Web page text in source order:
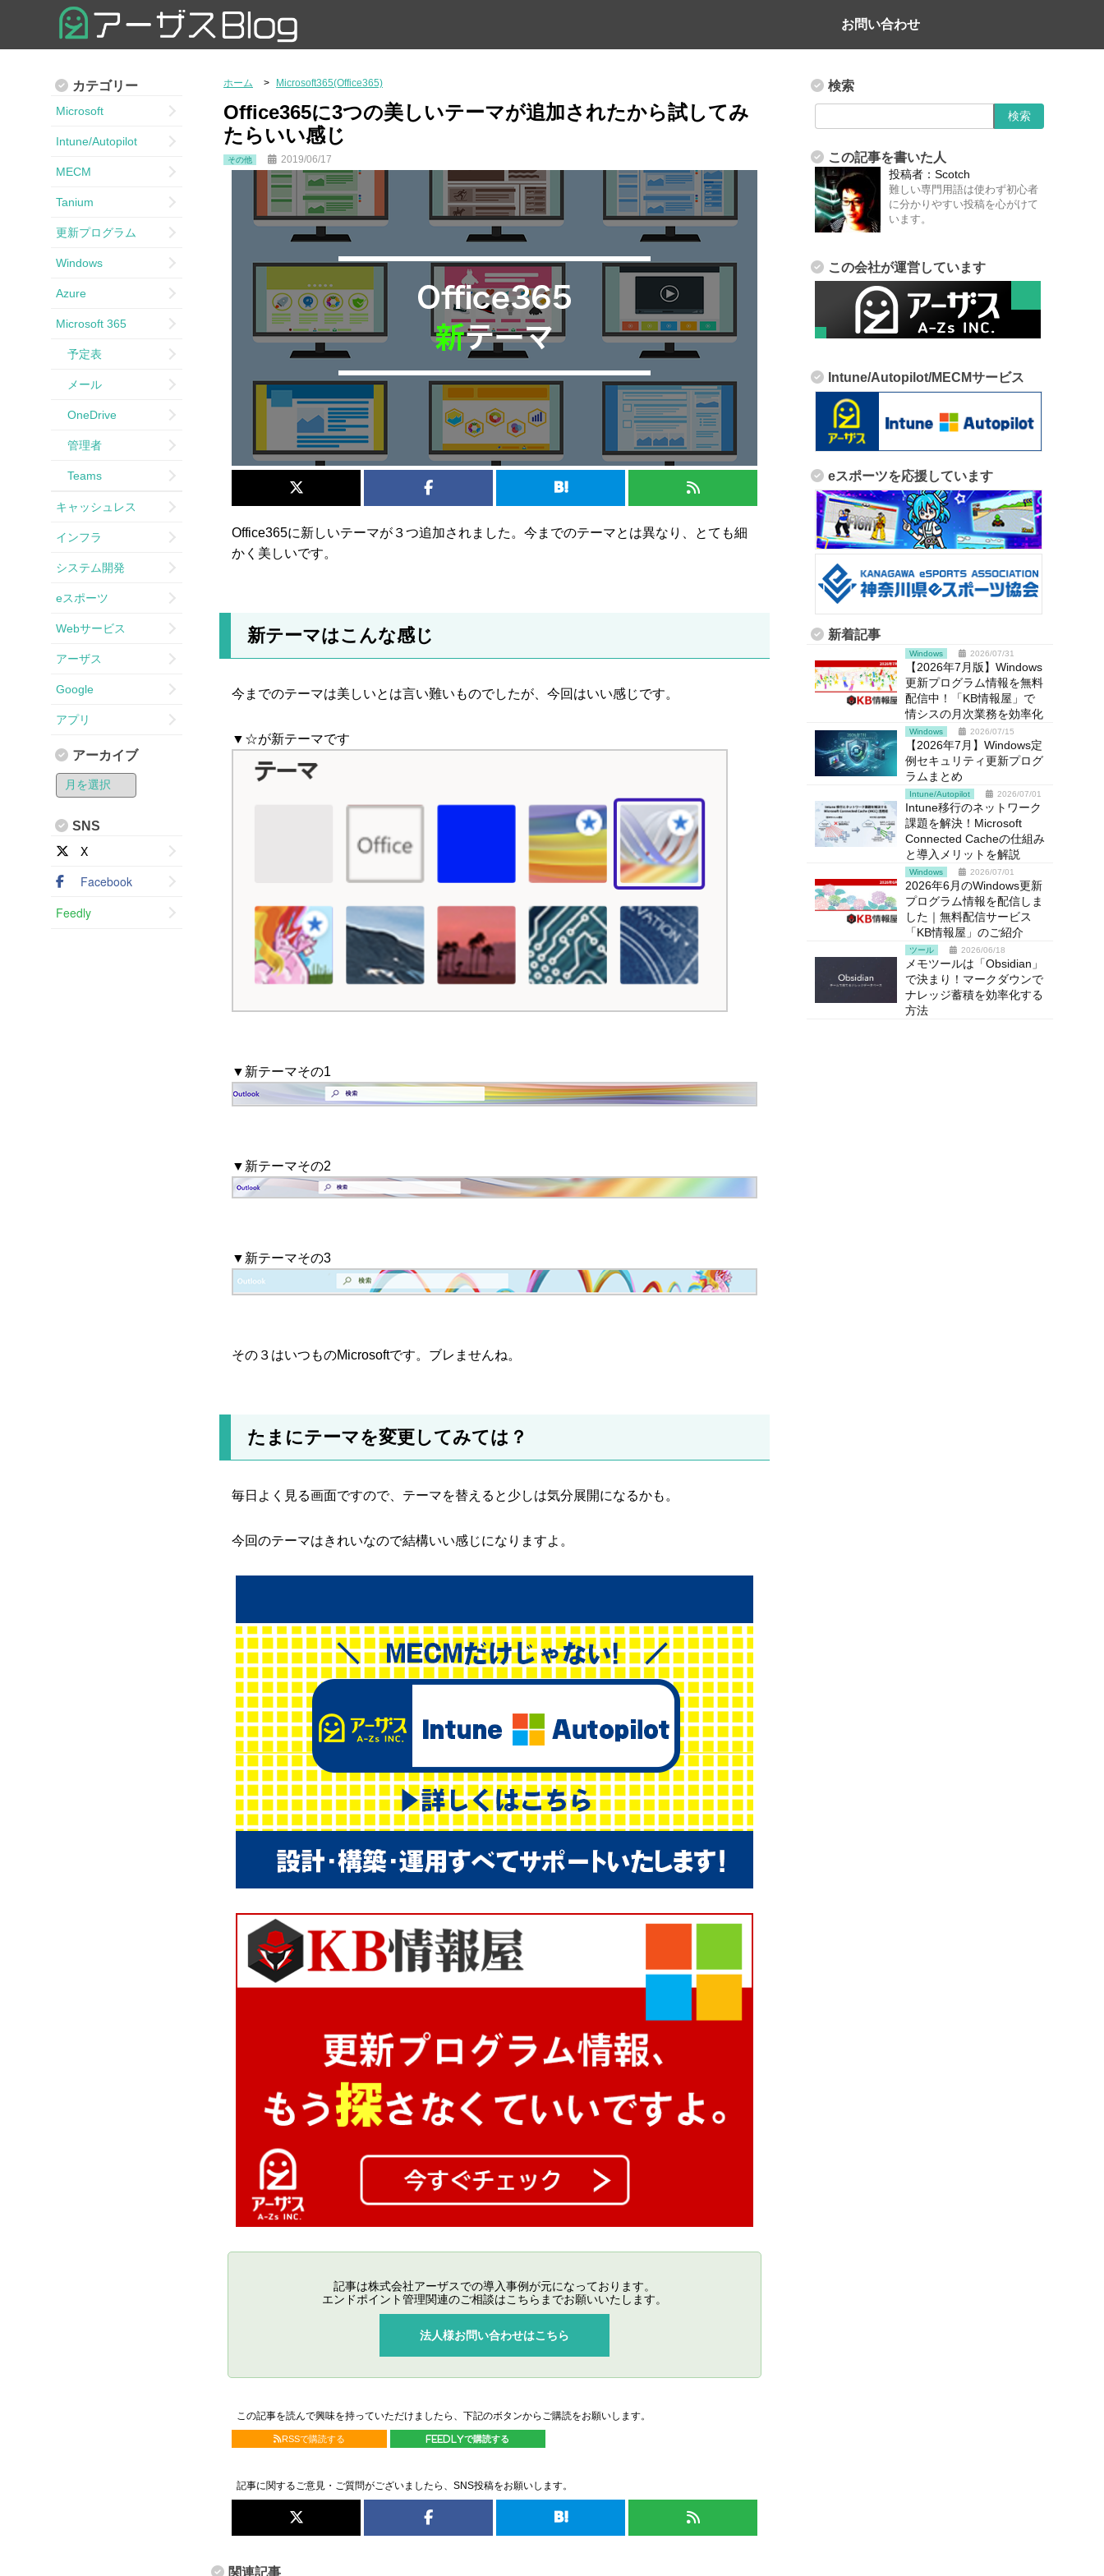
お問い合わせ
ホーム Microsoft365(Office365)
Office365に3つの美しいテーマが追加されたから試してみ
たらいい感じ
その他 2019/06/17
Office365に新しいテーマが３つ追加されました。今までのテーマとは異なり、とても細
かく美しいです。
新テーマはこんな感じ
今までのテーマは美しいとは言い難いものでしたが、今回はいい感じです。
▼☆が新テーマです
▼新テーマその1
▼新テーマその2
▼新テーマその3
その３はいつものMicrosoftです。ブレませんね。
たまにテーマを変更してみては？
毎日よく見る画面ですので、テーマを替えると少しは気分展開になるかも。
今回のテーマはきれいなので結構いい感じになりますよ。
記事は株式会社アーザスでの導入事例が元になっております。
エンドポイント管理関連のご相談はこちらまでお願いいたします。
法人様お問い合わせはこちら
この記事を読んで興味を持っていただけましたら、下記のボタンからご購読をお願いします。
RSSで購読する feedlyで購読する
記事に関するご意見・ご質問がございましたら、SNS投稿をお願いします。
関連記事
検索
この記事を書いた人
投稿者： Scotch
難しい専門用語は使わず初心者
に分かりやすい投稿を心がけて
います。
この会社が運営しています
Intune/Autopilot/MECMサービス
eスポーツを応援しています
新着記事
Windows 2026/07/31
【2026年7月版】Windows
更新プログラム情報を無料
配信中！「KB情報屋」で
情シスの月次業務を効率化
Windows 2026/07/15
【2026年7月】Windows定
例セキュリティ更新プログ
ラムまとめ
Intune/Autopilot 2026/07/01
Intune移行のネットワーク
課題を解決！Microsoft
Connected Cacheの仕組み
と導入メリットを解説
Windows 2026/07/01
2026年6月のWindows更新
プログラム情報を配信しま
した｜無料配信サービス
「KB情報屋」のご紹介
ツール 2026/06/18
メモツールは「Obsidian」
で決まり！マークダウンで
ナレッジ蓄積を効率化する
方法
カテゴリー
Microsoft
Intune/Autopilot
MECM
Tanium
更新プログラム
Windows
Azure
Microsoft 365
予定表
メール
OneDrive
管理者
Teams
キャッシュレス
インフラ
システム開発
eスポーツ
Webサービス
アーザス
Google
アプリ
アーカイブ
SNS
X
Facebook
Feedly